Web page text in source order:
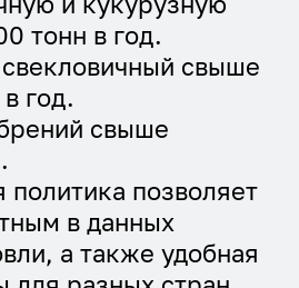
тонн в год.
свыше
год.
свыше
политика позволяет
в данных
а также удобная